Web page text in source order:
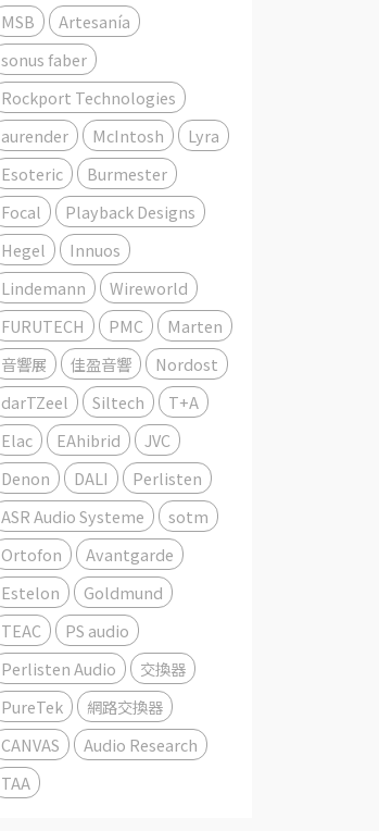
MSB
Artesanía
sonus faber
Rockport Technologies
aurender
McIntosh
Lyra
Esoteric
Burmester
Focal
Playback Designs
Hegel
Innuos
Lindemann
Wireworld
FURUTECH
PMC
Marten
音響展
佳盈音響
Nordost
darTZeel
Siltech
T+A
Elac
EAhibrid
JVC
Denon
DALI
Perlisten
ASR Audio Systeme
sotm
Ortofon
Avantgarde
Estelon
Goldmund
TEAC
PS audio
Perlisten Audio
交換器
PureTek
網路交換器
CANVAS
Audio Research
TAA